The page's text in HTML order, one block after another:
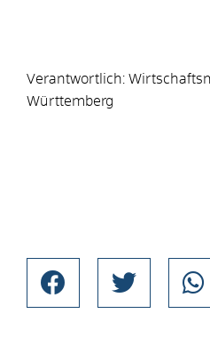
Verantwortlich:
Württemberg